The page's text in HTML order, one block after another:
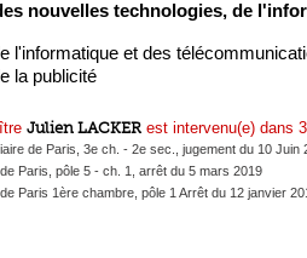
nouvelles technologies, de
l'informatique et des
la publicité
Julien LACKER est intervenu(e) dans
de Paris, 3e ch. - 2e sec., jugement du 10 Juin
Paris, pôle 5 - ch. 1, arrêt du 5 mars 2019
Paris 1ère chambre, pôle 1 Arrêt du 12 janvier